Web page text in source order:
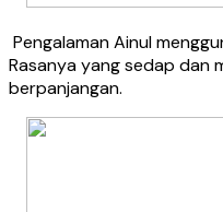
Pengalaman Ainul
Rasanya yang sedap dan
berpanjangan.